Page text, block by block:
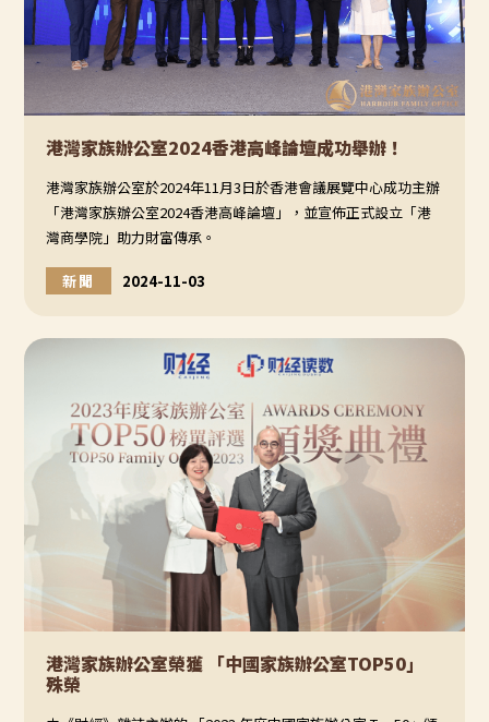
港灣家族辦公室2024香港高峰論壇成功舉辦！
港灣家族辦公室於2024年11月3日於香港會議展覽中心成功主辦
「港灣家族辦公室2024香港高峰論壇」，並宣佈正式設立「港
灣商學院」助力財富傳承。
新聞 2024-11-03
港灣家族辦公室榮獲 「中國家族辦公室TOP50」
殊榮